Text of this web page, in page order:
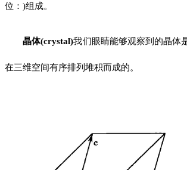
位：)组成。
晶体(crystal)我们眼睛能够观察到的晶体
在三维空间有序排列堆积而成的。